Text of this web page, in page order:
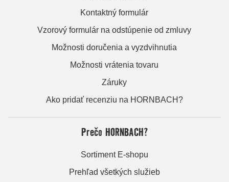
Kontaktný formulár
Vzorový formulár na odstúpenie od zmluvy
Možnosti doručenia a vyzdvihnutia
Možnosti vrátenia tovaru
Záruky
Ako pridať recenziu na HORNBACH?
Prečo HORNBACH?
Sortiment E-shopu
Prehľad všetkých služieb